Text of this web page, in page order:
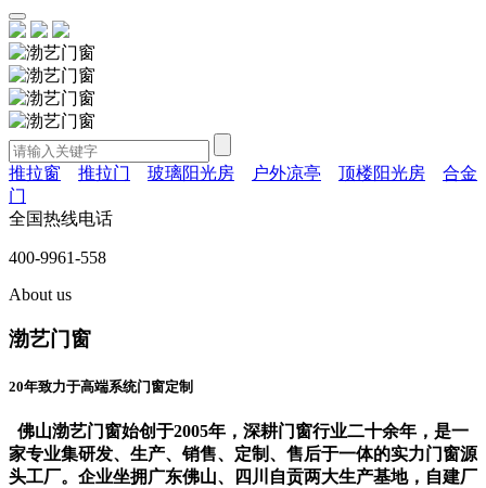
推拉窗 推拉门 玻璃阳光房 户外凉亭 顶楼阳光房
合金
门
全国热线电话
400-9961-558
About us
渤艺门窗
20年致力于高端系统门窗定制
佛山渤艺门窗始创于2005年，深耕门窗行业二十余年，是一
家专业集研发、生产、销售、定制、售后于一体的实力门窗源
头工厂。企业坐拥广东佛山、四川自贡两大生产基地，自建厂